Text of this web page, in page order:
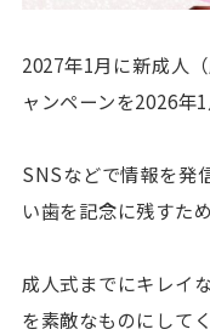
2027年1月に新成人
ャンペーンを2026年
SNSなどで情報を発
い歯を記念に残すた
成人式までにキレイ
を素敵なものにして